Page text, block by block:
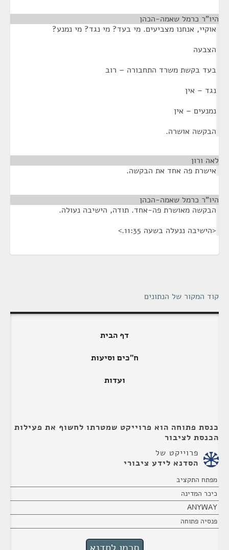
היו"ר כרמל שאמה-הכהן
אוקיי, אנחנו מצביעים. מי בעד? מי נגד? מי נמנע?
הצבעה
בעד בקשת משרד התחבורה – רוב
נגד – אין
נמנעים – אין
הבקשה אושרה.
לאה ורון
אישרת פה אחד את הבקשה.
היו"ר כרמל שאמה-הכהן
הבקשה מאושרת פה-אחד. תודה, הישיבה נעולה.
<הישיבה ננעלה בשעה 11:35.>
קוד המקור של הנתונים
דף הבית
ח"כים וסיעות
ועדות
כנסת פתוחה הוא פרוייקט שמטרתו לחשוף את פעילות
הכנסת לציבור
פרוייקט של
הסדנא לידע ציבורי
מפתח התקציב
כיכר המדינה
ANYWAY
פנסיה פתוחה